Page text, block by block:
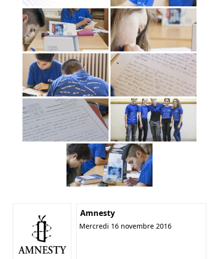
Amnesty
Mercredi 16 novembre 2016